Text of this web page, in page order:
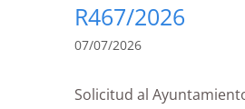
R467/2026
07/07/2026
Solicitud al